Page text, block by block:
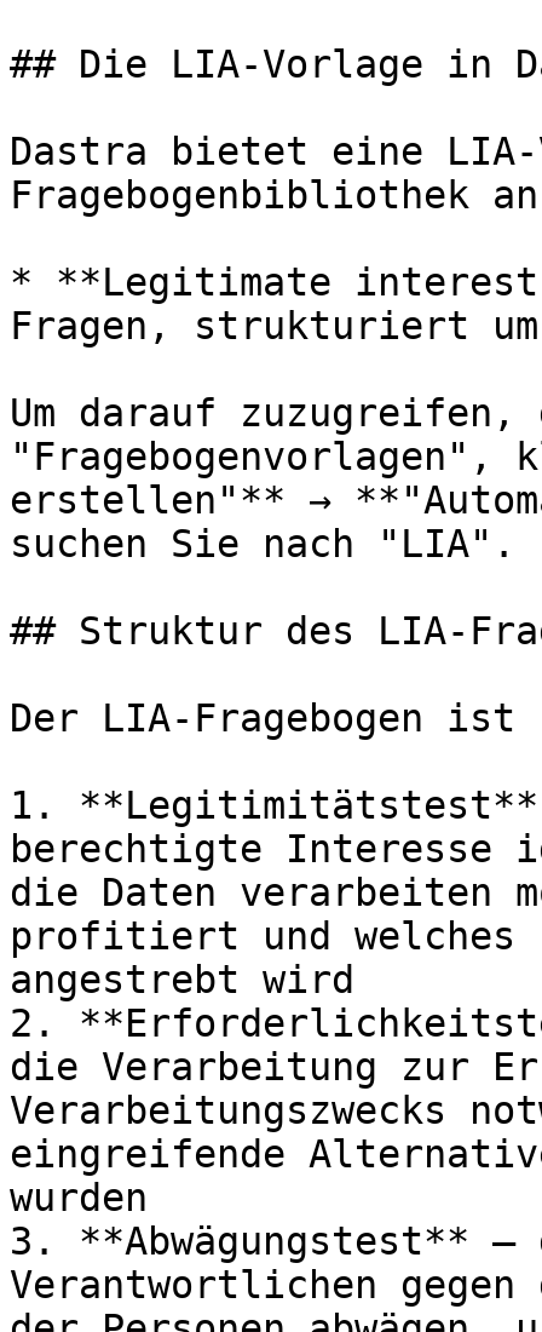
## Die LIA-Vorlage in
Dastra bietet eine
Fragebogenbibliothek
* **Legitimate
Fragen, strukturiert
Um darauf
erstellen"** →
suchen Sie nach "LIA".
## Struktur des LIA-
Der LIA-Fragebogen
1.
berechtigte Interesse
die Daten verarbeiten
profitiert und welches
angestrebt wird
2.
die Verarbeitung zur
Verarbeitungszwecks
eingreifende
wurden
3. **Abwägungstest**
Verantwortlichen